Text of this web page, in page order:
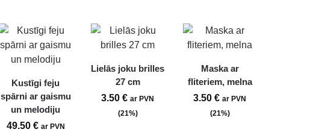
Kustīgi feju
spārni ar gaismu
un melodiju
49.50 € ar PVN
Lielās joku brilles
27 cm
3.50€ ar PVN
(21%)
Maska ar
fliteriem, melna
3.50€ ar PVN
(21%)